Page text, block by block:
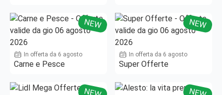
NEW
In offerta da 6 agosto
Carne e Pesce
NEW
In offerta da 6 agosto
Super Offerte